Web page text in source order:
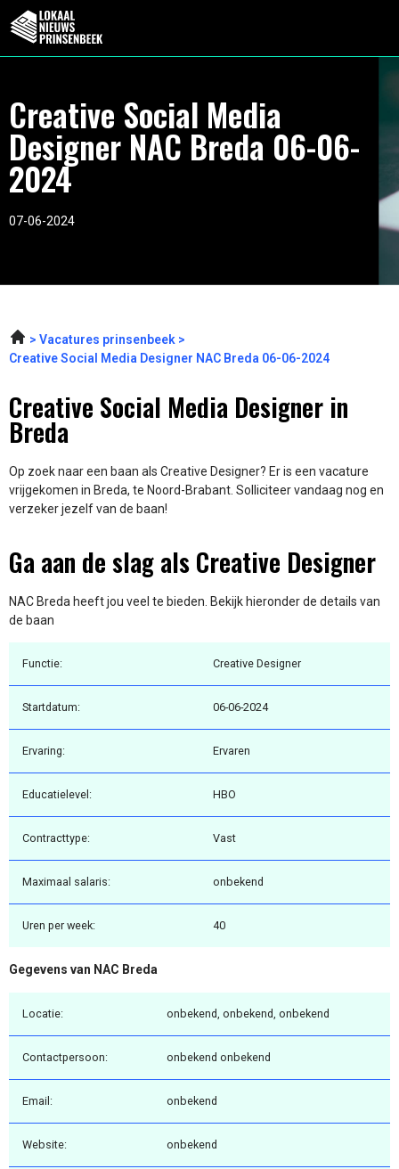
Creative Social Media
Designer NAC Breda 06-06-
2024
07-06-2024
Vacatures prinsenbeek
Creative Social Media Designer NAC Breda 06-06-2024
Creative Social Media Designer in
Breda
Op zoek naar een baan als Creative Designer? Er is een vacature
vrijgekomen in Breda, te Noord-Brabant. Solliciteer vandaag nog en
verzeker jezelf van de baan!
Ga aan de slag als Creative Designer
NAC Breda heeft jou veel te bieden. Bekijk hieronder de details van
de baan
Functie: Creative Designer
Startdatum: 06-06-2024
Ervaring: Ervaren
Educatielevel: HBO
Contracttype: Vast
Maximaal salaris: onbekend
Uren per week: 40
Gegevens van NAC Breda
Locatie: onbekend, onbekend, onbekend
Contactpersoon: onbekend onbekend
Email: onbekend
Website: onbekend